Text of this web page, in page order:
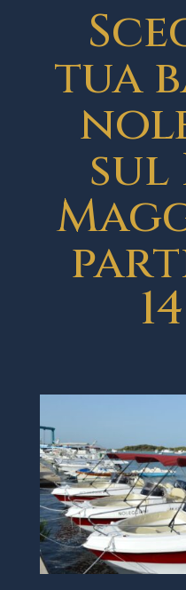
tua
sul